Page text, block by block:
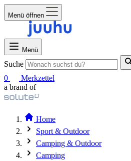
Menü öffnen
Menü
Suche
0
Merkzettel
a brand of
Home
Sport & Outdoor
Camping & Outdoor
Camping